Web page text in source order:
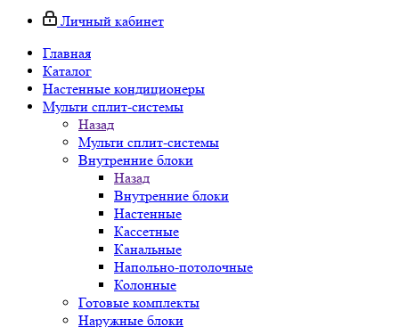
Личный кабинет
Главная
Каталог
Настенные кондиционеры
Мульти сплит-системы
Назад
Мульти сплит-системы
Внутренние блоки
Назад
Внутренние блоки
Настенные
Кассетные
Канальные
Напольно-потолочные
Колонные
Готовые комплекты
Наружные блоки